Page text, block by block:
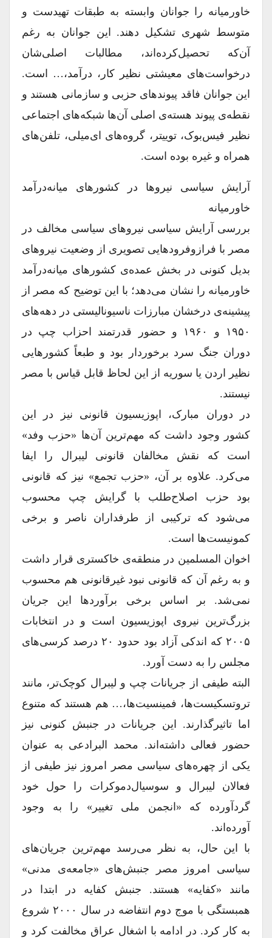
خاورمیانه را جوانان وابسته به طبقات تهیدست و
متوسط شهری تشکیل دهند. این جوانان به رغم
آن‌که تحصیل‌کرده‌اند، مطالبات اصلی‌شان
درخواست‌های معیشتی نظیر کار، درآمد،… است.
این جوانان فاقد پیوندهای حزبی و سازمانی هستند و
نقطه‌ی پیوند هسته‌ی اصلی آن‌ها شبکه‌های اجتماعی
نظیر فیس‌بوک، توییتر، گروه‌های ای‌میلی، تلفن‌های
همراه و غیره بوده است.
آرایش سیاسی نیروها در کشورهای میانه‌درآمد
خاورمیانه
بررسی آرایش سیاسی نیروهای سیاسی مخالف در
مصر با فرازوفرودهایی تصویری از وضعیت نیروهای
بدیل کنونی در بخش عمده‌ی کشورهای میانه‌درآمد
خاورمیانه را نشان می‌دهد؛ با این توضیح که مصر از
پیشینه‌ی درخشان مبارزات ناسیونالیستی در دهه‌های
۱۹۵۰ و ۱۹۶۰ و حضور قدرتمند احزاب چپ در
دوران جنگ سرد برخوردار بود و طبعاً کشورهایی
نظیر اردن یا سوریه از این لحاظ قابل قیاس با مصر
نیستند.
در دوران مبارک، اپوزیسیون قانونی نیز در این
کشور وجود داشت که مهم‌ترین آن‌ها «حزب وفد»
است که نقش مخالفان قانونی لیبرال را ایفا
می‌کرد. علاوه بر آن، «حزب تجمع» نیز که قانونی
بود حزب اصلاح‌طلب با گرایش چپ محسوب
می‌شود که ترکیبی از طرفداران ناصر و برخی
کمونیست‌ها است.
اخوان المسلمین در منطقه‌ی خاکستری قرار داشت
و به رغم آن که قانونی نبود غیرقانونی هم محسوب
نمی‌شد. بر اساس برخی برآوردها این جریان
بزرگ‌ترین نیروی اپوزیسیون است و در انتخابات
۲۰۰۵ که اندکی آزاد بود حدود ۲۰ درصد کرسی‌های
مجلس را به دست آورد.
البته طیفی از جریانات چپ و لیبرال کوچک‌تر، مانند
تروتسکیست‌ها، فمینسیت‌ها،… هم هستند که متنوع
اما تاثیرگذارند. این جریانات در جنبش کنونی نیز
حضور فعالی داشته‌اند. محمد البرادعی به عنوان
یکی از چهره‌های سیاسی مصر امروز نیز طیفی از
فعالان لیبرال و سوسیال‌دموکرات را حول خود
گردآورده که «انجمن ملی تغییر» را به وجود
آورده‌اند.
با این حال، به نظر می‌رسد مهم‌ترین جریان‌های
سیاسی امروز مصر جنبش‌های «جامعه‌ی مدنی»
مانند «کفایه» هستند. جنبش کفایه در ابتدا در
همبستگی با موج دوم انتفاضه در سال ۲۰۰۰ شروع
به کار کرد. در ادامه با اشغال عراق مخالفت کرد و